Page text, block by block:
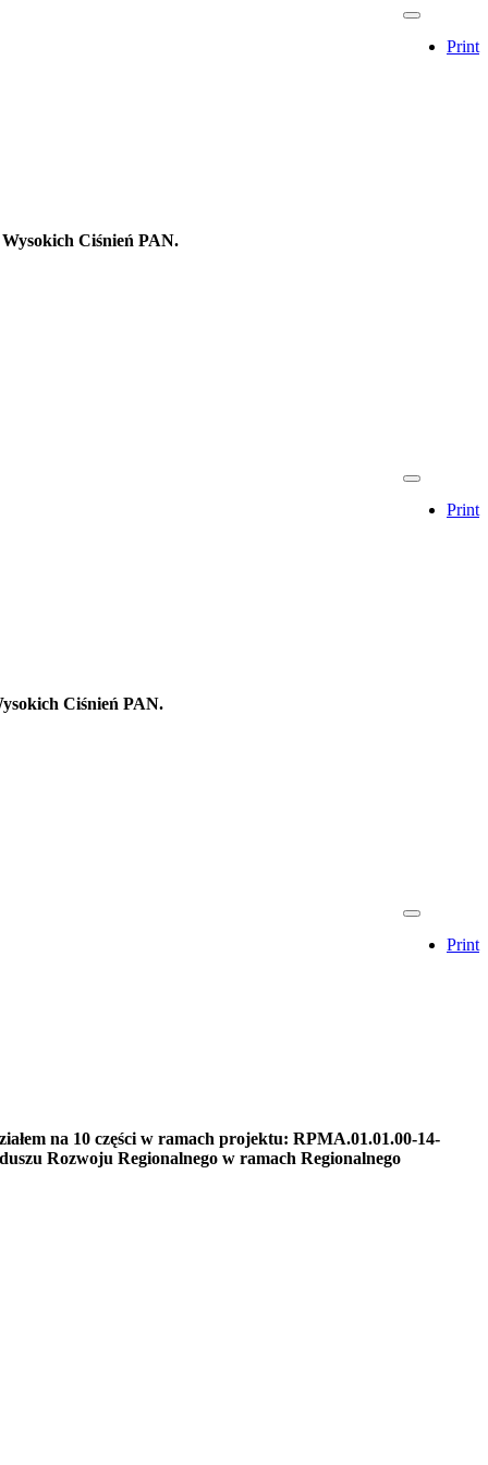
Print
Ciśnień PAN.
Print
Ciśnień PAN.
Print
na 10 części w ramach projektu: RPMA.01.01.00-14-
Rozwoju Regionalnego w ramach Regionalnego